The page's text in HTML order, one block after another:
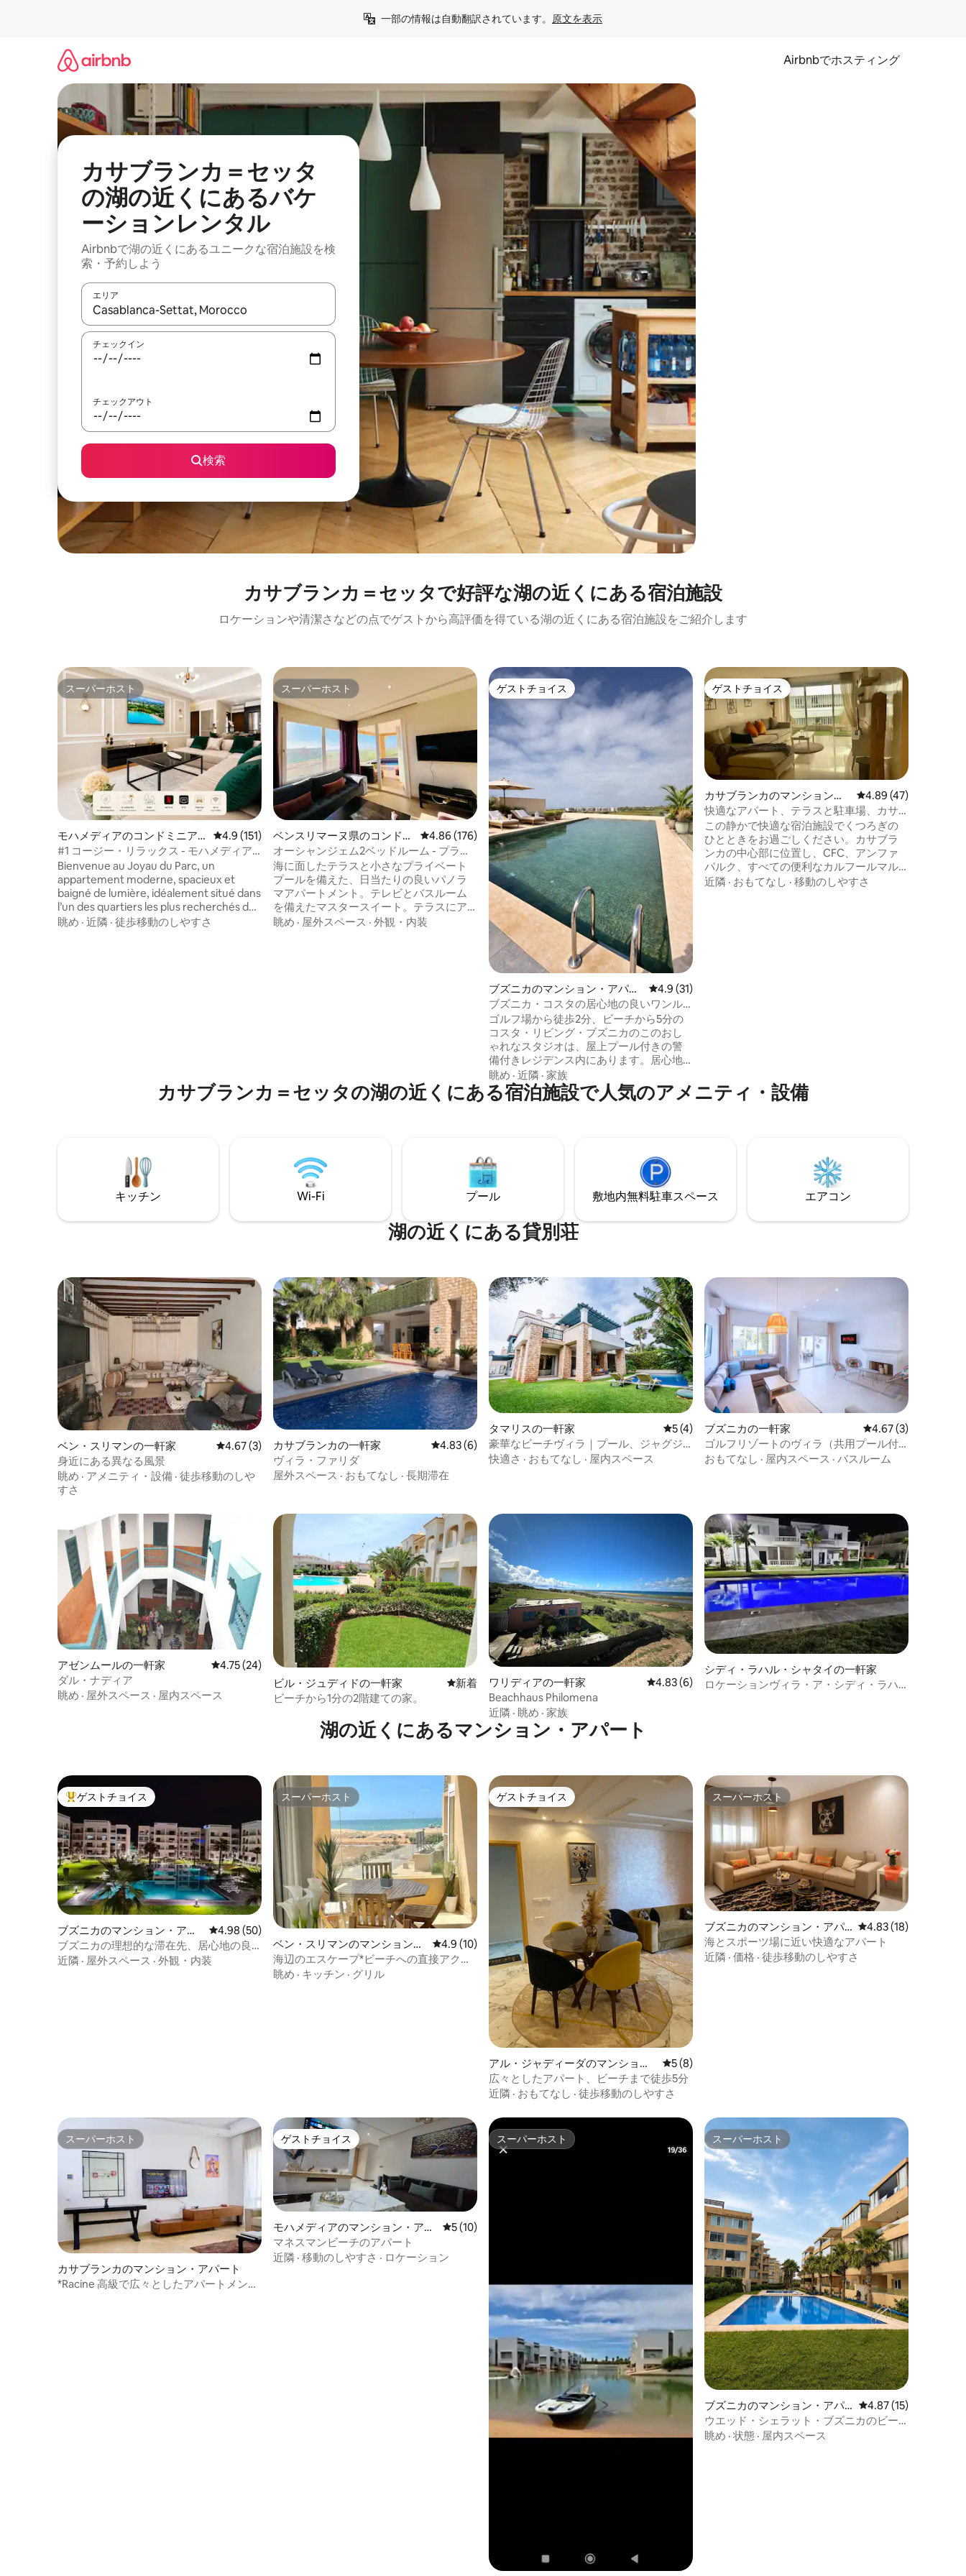
一部の情報は自動翻訳されています。 原文を表示
Airbnbでホスティング
カサブランカ＝セッタ
の湖の近くにあるバケ
ーションレンタル
Airbnbで湖の近くにあるユニークな宿泊施設を検
索・予約しよう
エリア
検索結果が表示されたら、上下の矢印キーを使って移動するか、画面をタッチまたはスワイプして検索結果を確認することができます。
チェックイン
チェックアウト
検索
カサブランカ＝セッタで好評な湖の近くにある宿泊施設
ロケーションや清潔さなどの点でゲストから高評価を得ている湖の近くにある宿泊施設をご紹介します
スーパーホスト
スーパーホスト
モハメディアのコンドミニア
ム
レビュー151件、5つ星中4.9つ星の平均評価
4.9 (151)
#1 コージー・リラックス - モハメディア
公園と海の眺望
Bienvenue au Joyau du Parc, un
appartement moderne, spacieux et
baigné de lumière, idéalement situé dans
l’un des quartiers les plus recherchés de
Mohammédia. À quelques minutes du
眺め · 近隣 · 徒歩移動のしやすさ
スーパーホスト
スーパーホスト
ベンスリマーヌ県のコンドミ
ニアム
レビュー176件、5つ星中4.86つ星の平均評価
4.86 (176)
オーシャンジェム2ベッドルーム - プライ
ベート屋内プール＆オーシャンビュー
海に面したテラスと小さなプライベート
プールを備えた、日当たりの良いパノラ
マアパートメント。テレビとバスルーム
を備えたマスタースイート。テラスにア
クセスできる2つ目の寝室。2つ目のバス
眺め · 屋外スペース · 外観・内装
ゲストチョイス
ゲストチョイス
ブズニカのマンション・アパー
ト
レビュー31件、5つ星中4.9つ星の平均評価
4.9 (31)
ブズニカ・コスタの居心地の良いワンル
ーム（屋上プール付き）
ゴルフ場から徒歩2分、ビーチから5分の
コスタ・リビング・ブズニカのこのおし
ゃれなスタジオは、屋上プール付きの警
備付きレジデンス内にあります。居心地
の良い寝室、エレガントなリビングルー
ム、設備の整ったキッチン、設備の整っ
たテラス、Wi-Fi、Netflix、無料駐車場を
カサブランカの間でリラックスした滞在
をお過ごしいただくのに最適です。
眺め · 近隣 · 家族
ゲストチョイス
ゲストチョイス
カサブランカのマンション・
アパート
レビュー47件、5つ
4.89 (47)
快適なアパート、テラスと駐車場、カサ
ブランカ。
この静かで快適な宿泊施設でくつろぎの
ひとときをお過ごしください。カサブラ
ンカの中心部に位置し、CFC、アンファ
パルク、すべての便利なカルフールマル
ジャーヌビムに近いです。ガレージとエ
近隣 · おもてなし · 移動のしやすさ
カサブランカ＝セッタの湖の近くにある宿泊施設で人気のアメニティ・設備
キッチン Wi-Fi プール 敷地内無料駐⁠車ス⁠ペ⁠ー⁠ス エアコン
湖の近くにある貸別荘
ベン・スリマンの一軒家 レビュー3件、5つ星中4.67つ星の平均評価
4.67 (3)
身近にある異なる風景
眺め · アメニティ・設備 · 徒歩移動のしや
すさ
カサブランカの一軒家 レビュー6件、5つ星中4.83つ星の平均評価
4.83 (6)
ヴィラ・ファリダ
屋外スペース · おもてなし · 長期滞在
タマリスの一軒家 レビュー4件、5つ星中5つ星の平均評価
5 (4)
豪華なビーチヴィラ｜プール、ジャグジ
ー、サウナ
快適さ · おもてなし · 屋内スペース
ブズニカの一軒家 レビュー3件、5つ星
4.67 (3)
ゴルフリゾートのヴィラ（共用プール付
き）
おもてなし · 屋内スペース · バスルーム
アゼンムールの一軒家 レビュー24件、5つ星中4.75つ星の平均評価
4.75 (24)
ダル・ナディア
眺め · 屋外スペース · 屋内スペース
ビル・ジュディドの一軒家 新しい宿泊先
新着
ビーチから1分の2階建ての家。
ワリディアの一軒家 レビュー6件、5つ星中4.83つ星の平均評価
4.83 (6)
Beachhaus Philomena
近隣 · 眺め · 家族
シディ・ラハル・シャタイの一軒家
ロケーションヴィラ・ア・シディ・ラハ
湖の近くにあるマンション・アパート
大好評のゲストチョイスです。
ゲストチョイス
ブズニカのマンション・アパ
ート
レビュー50件、5つ星中4.98つ星の平均評価
4.98 (50)
ブズニカの理想的な滞在先、居心地の良
いアパート、プールビーチ
近隣 · 屋外スペース · 外観・内装
スーパーホスト
スーパーホスト
ベン・スリマンのマンション・
アパート
レビュー10件、5つ星中4.9つ星の平均評価
4.9 (10)
海辺のエスケープ*ビーチへの直接アクセ
ス*
眺め · キッチン · グリル
ゲストチョイス
ゲストチョイス
アル・ジャディーダのマンショ
ン・アパート
レビュー8件、5つ星中5つ星の平均評価
5 (8)
広々としたアパート、ビーチまで徒歩5分
近隣 · おもてなし · 徒歩移動のしやすさ
スーパーホスト
スーパーホスト
ブズニカのマンション・アパ
ート
レビュー18件、5つ
4.83 (18)
海とスポーツ場に近い快適なアパート
近隣 · 価格 · 徒歩移動のしやすさ
スーパーホスト
スーパーホスト
カサブランカのマンション・アパート
*Racine 高級で広々としたアパートメント
ゲストチョイス
ゲストチョイス
モハメディアのマンション・アパ
ート
レビュー10件、5つ星中5つ星の平均評価
5 (10)
マネスマンビーチのアパート
近隣 · 移動のしやすさ · ロケーション
スーパーホスト
スーパーホスト スーパーホスト
スーパーホスト
ブズニカのマンション・アパ
ート
レビュー15件、5つ
4.87 (15)
ウエッド・シェラット・ブズニカのビー
チとプールでリラックス
眺め · 状態 · 屋内スペース